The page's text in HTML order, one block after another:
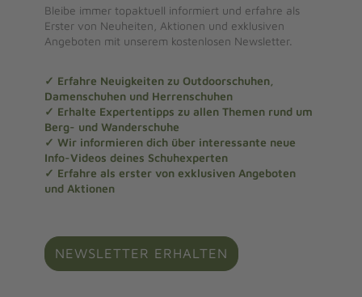
Bleibe immer topaktuell informiert und erfahre als
Erster von Neuheiten, Aktionen und exklusiven
Angeboten mit unserem kostenlosen Newsletter.
✓ Erfahre Neuigkeiten zu Outdoorschuhen,
Damenschuhen und Herrenschuhen
✓ Erhalte Expertentipps zu allen Themen rund um
Berg- und Wanderschuhe
✓ Wir informieren dich über interessante neue
Info-Videos deines Schuhexperten
✓ Erfahre als erster von exklusiven Angeboten
und Aktionen
NEWSLETTER ERHALTEN